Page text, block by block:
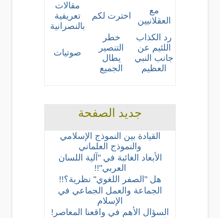
مقالات
تعريفية
بالنصرانية
اخترت لكم
مع
العقلانيين
صوتيات
خطر
التنصير
يطال
الجميع
رد الكذاب
اللئيم عن
جانب النبي
العظيم
جديد الصفحة
القيادة بين النموذج الإسلامي
والنموذج العلماني
الأبعاد الغائبة في "آلية اللسان
العربي"!!
هل "الصفر اللغوي" نظرية؟!!
الجماعة والعمل الجماعي في
الإسلام
السؤال الأهم في واقعنا المعاصر!